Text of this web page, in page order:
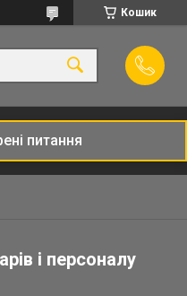
Кошик
питання
і персоналу